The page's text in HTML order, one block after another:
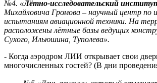
№4. «Лётно-исследовательский
Михайловича Громова – научный центр по
испытаниям авиационной техники. На
расположены лётные базы ведущих
Сухого, Ильюшина, Туполева».
- Когда аэродром ЛИИ открывает свои
многочисленных гостей? (В дни